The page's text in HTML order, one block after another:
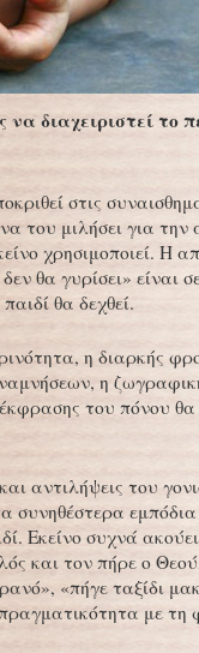
διαχειριστεί το
στις
του μιλήσει για
χρησιμοποιεί. Η
θα γυρίσει» είναι
θα δεχθεί.
η διαρκής
η
του πόνου
αντιλήψεις του
συνηθέστερα
Εκείνο συχνά
και τον πήρε ο
«πήγε ταξίδι
με τη